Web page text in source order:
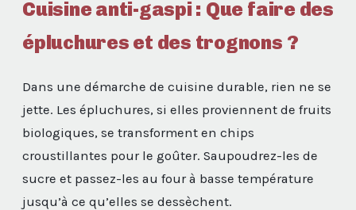
Cuisine anti-gaspi : Que faire des
épluchures et des trognons ?
Dans une démarche de cuisine durable, rien ne se
jette. Les épluchures, si elles proviennent de fruits
biologiques, se transforment en chips
croustillantes pour le goûter. Saupoudrez-les de
sucre et passez-les au four à basse température
jusqu’à ce qu’elles se dessèchent.